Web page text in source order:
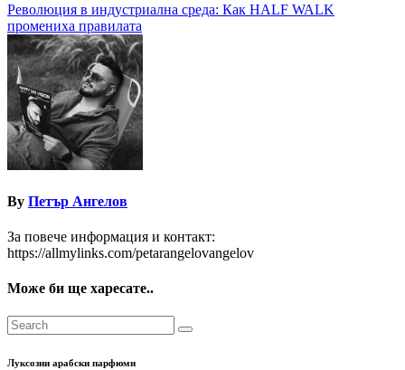
Навигация
Революция в индустриална среда: Как HALF WALK
промениха правилата
By Петър Ангелов
За повече информация и контакт:
https://allmylinks.com/petarangelovangelov
Може би ще харесате..
Луксозни арабски парфюми